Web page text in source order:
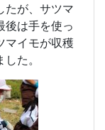
たが、サツマ
後は手を使っ
マイモが収穫
た。